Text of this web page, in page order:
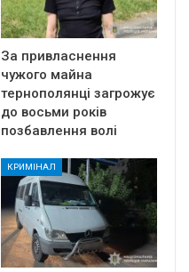
За привласнення
чужого майна
тернополянці загрожує
до восьми років
позбавлення волі
КРИМІНАЛ